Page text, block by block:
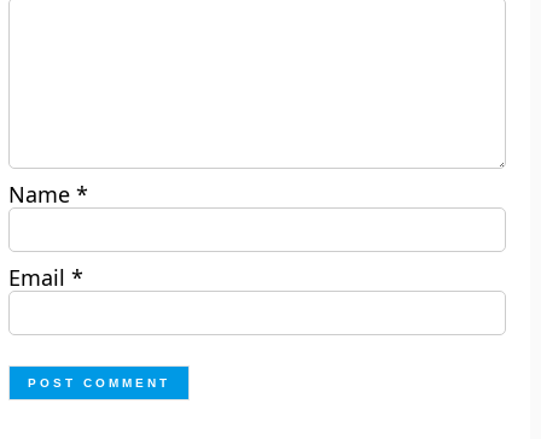
Name*
Email*